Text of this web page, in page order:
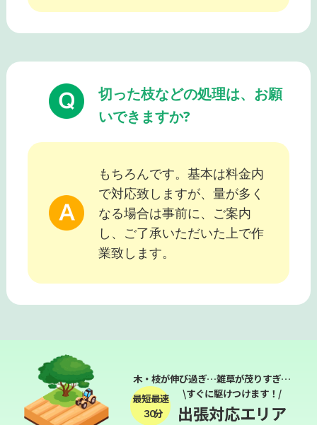
切った枝などの処理は、お願
いできますか?
もちろんです。基本は料金内
で対応致しますが、量が多く
なる場合は事前に、ご案内
し、ご了承いただいた上で作
業致します。
木・枝が伸び過ぎ…雑草が茂りすぎ…
最短最速
３０分
\すぐに駆けつけます！/
出張対応エリア